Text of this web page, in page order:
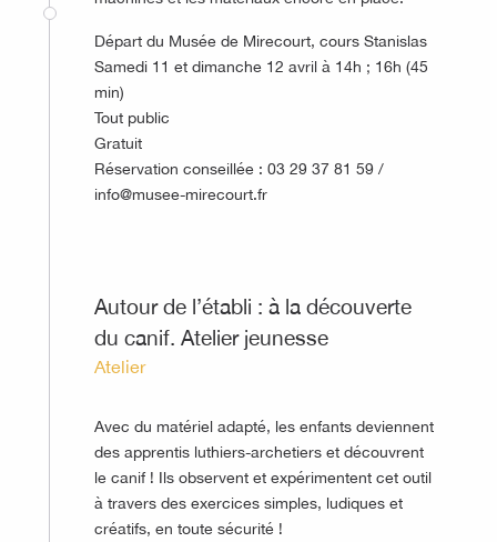
Départ du Musée de Mirecourt, cours Stanislas
Samedi 11 et dimanche 12 avril à 14h ; 16h (45
min)
Tout public
Gratuit
Réservation conseillée : 03 29 37 81 59 /
info@musee-mirecourt.fr
Autour de l’établi : à la découverte
du canif. Atelier jeunesse
Atelier
Avec du matériel adapté, les enfants deviennent
des apprentis luthiers-archetiers et découvrent
le canif ! Ils observent et expérimentent cet outil
à travers des exercices simples, ludiques et
créatifs, en toute sécurité !